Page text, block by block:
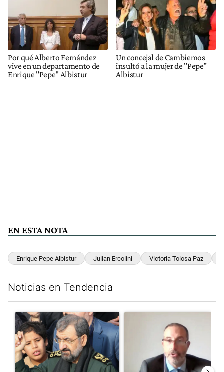
Por qué Alberto Fernández
vive en un departamento de
Enrique "Pepe" Albistur
Un concejal de Cambiemos
insultó a la mujer de "Pepe"
Albistur
EN ESTA NOTA
Enrique Pepe Albistur Julian Ercolini Victoria Tolosa Paz
Noticias en Tendencia
Un artículo de tendencia con el título "Irán nombró al ideólogo